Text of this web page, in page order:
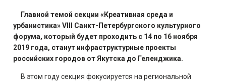
Главной темой секции «Креативная среда и
урбанистика» VIII Санкт-Петербургского культурного
форума, который будет проходить с 14 по 16 ноября
2019 года, станут инфраструктурные проекты
российских городов от Якутска до Геленджика.
В этом году секция фокусируется на региональной